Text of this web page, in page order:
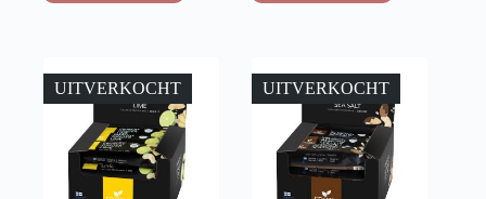
UITVERKOCHT UITVERKOCHT